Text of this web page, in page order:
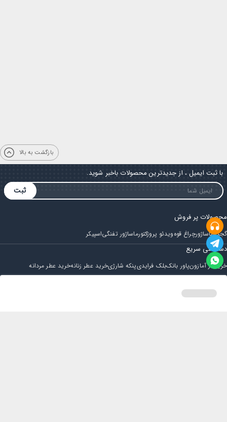
بازگشت به بالا
با ثبت ایمیل ، از جدیدترین محصولات باخبر شوید.
ثبت
محصولات پر فروش
گجتماساژورچراغ قوهویدئو پروژکتورماساژور تفنگیاسپیکر
دسترسی سریع
خرید از آمازونپاور بانکبلک فرایدیپنکه شارژیخرید عطر زنانهخرید عطر مردانه
مجله ایران باباحساب کاربری